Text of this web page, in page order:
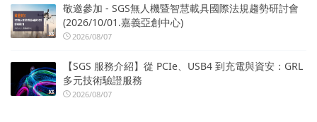
敬邀參加 - SGS無人機暨智慧載具國際法規趨勢研討會
(2026/10/01.嘉義亞創中心)
2026/08/07
【SGS 服務介紹】從 PCIe、USB4 到充電與資安：GRL
多元技術驗證服務
2026/08/07